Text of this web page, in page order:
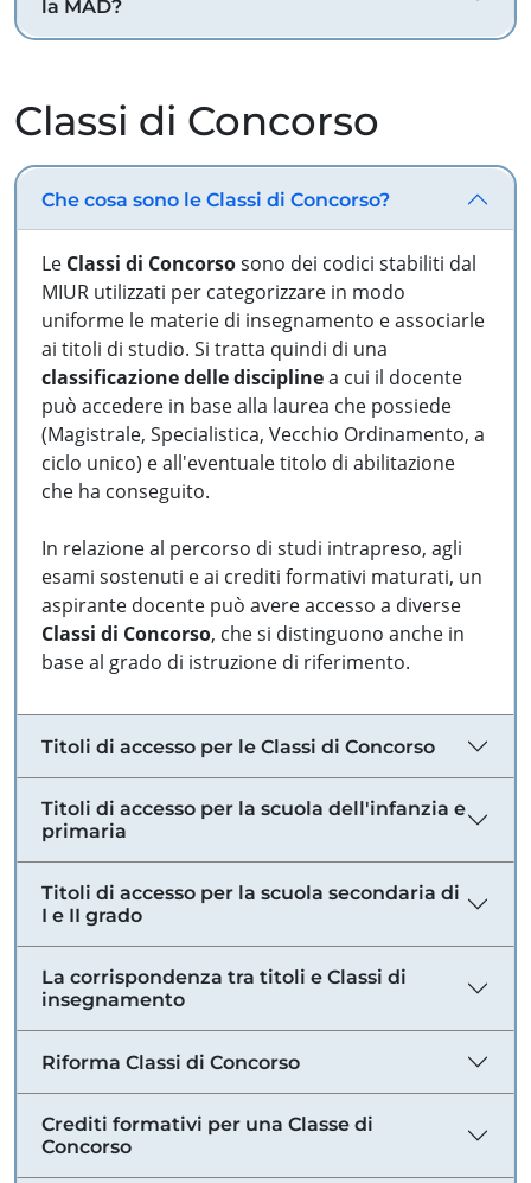
la MAD?
Classi di Concorso
Che cosa sono le Classi di Concorso?
Le Classi di Concorsosono dei codici stabiliti dal
MIUR utilizzati per categorizzare in modo
uniforme le materie di insegnamento e associarle
ai titoli di studio. Si tratta quindi di una
classificazione delle disciplinea cui il docente
può accedere in base alla laurea che possiede
(Magistrale, Specialistica, Vecchio Ordinamento, a
ciclo unico) e all'eventuale titolo di abilitazione
che ha conseguito.
In relazione al percorso di studi intrapreso, agli
esami sostenuti e ai crediti formativi maturati, un
aspirante docente può avere accesso a diverse
Classi di Concorso, che si distinguono anche in
base al grado di istruzione di riferimento.
Titoli di accesso per le Classi di Concorso
Titoli di accesso per la scuola dell'infanzia e
primaria
Titoli di accesso per la scuola secondaria di
I e II grado
La corrispondenza tra titoli e Classi di
insegnamento
Riforma Classi di Concorso
Crediti formativi per una Classe di
Concorso